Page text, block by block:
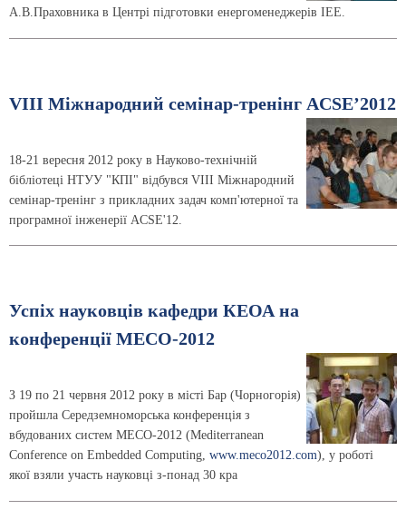
А.В.Праховника в Центрі підготовки енергоменеджерів ІЕЕ.
VIII Міжнародний семінар-тренінг ACSE’2012
18-21 вересня 2012 року в Науково-технічній
бібліотеці НТУУ "КПІ" відбувся VIII Міжнародний
семінар-тренінг з прикладних задач комп'ютерної та
програмної інженерії ACSE'12.
Успіх науковців кафедри КЕОА на
конференції МЕСО-2012
З 19 по 21 червня 2012 року в місті Бар (Чорногорія)
пройшла Середземноморська конференція з
вбудованих систем MECO-2012 (Mediterranean
Conference on Embedded Computing, www.meco2012.com), у роботі
якої взяли участь науковці з-понад 30 кра